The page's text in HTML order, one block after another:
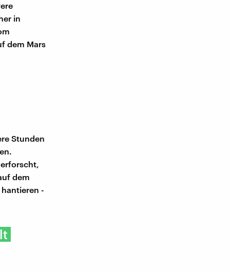
in
dem Mars
Stunden
dem
-